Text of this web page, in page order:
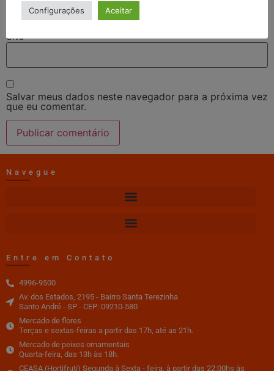
Site
Salvar meus dados neste navegador para a próxima vez
que eu comentar.
Navegue
Entre em Contato
4996-9500
Av. dos Estados, 2195 - Bairro Santa Terezinha
Santo André - SP - CEP: 09210-580
Mercado de flores
Terças e sextas-feiras a partir das 17h, até as 21h.
Mercado de peixes ornamentais
Quarta-feira, das 13h às 18h.
CEASA (Hortifruti) Segunda à Sexta - feira, à partir das 22:00hs às
Configurações Aceitar